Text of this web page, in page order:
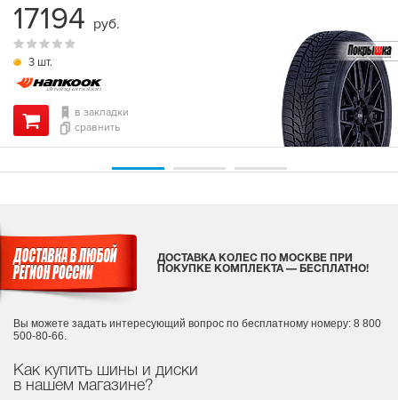
3 шт.
в закладки
сравнить
17194 руб.
Как купить шины и диски
в нашем магазине?
ДОСТАВКА КОЛЕС ПО МОСКВЕ ПРИ
ПОКУПКЕ КОМПЛЕКТА — БЕСПЛАТНО!
Вы можете задать интересующий вопрос по бесплатному номеру: 8 800
500-80-66.